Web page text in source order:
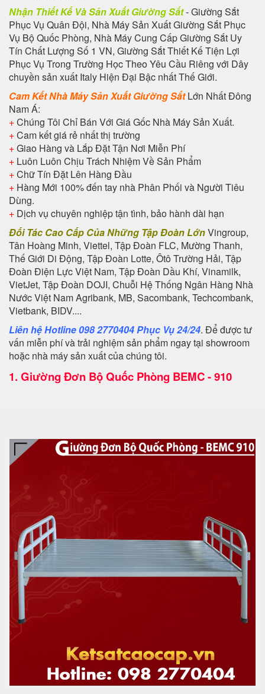
Nhận Thiết Kế Và Sản Xuất Giường Sắt- Giường Sắt
Phục Vụ Quân Đội, Nhà Máy Sản Xuất Giường Sắt Phục
Vụ Bộ Quốc Phòng, Nhà Máy Cung Cấp Giường Sắt Uy
Tín Chất Lượng Số 1 VN, Giường Sắt Thiết Kế Tiện Lợi
Phục Vụ Trong Trường Học Theo Yêu Cầu Riêng với Dây
chuyền sản xuất Italy Hiện Đại Bậc nhất Thế Giới.
Cam Kết Nhà Máy Sản Xuất Giường SắtLớn Nhất Đông
Nam Á:
+Chúng Tôi Chỉ Bán Với Giá Gốc Nhà Máy Sản Xuất.
+Cam kết giá rẻ nhất thị trường
+Giao Hàng và Lắp Đặt Tận Nơi Miễn Phí
+ Luôn Luôn Chịu Trách Nhiệm Về Sản Phẩm
+Chữ Tín Đặt Lên Hàng Đầu
+ Hàng Mới 100% đến tay nhà Phân Phối và Người Tiêu
Dùng.
+ Dịch vụ chuyên nghiệp tận tình, bảo hành dài hạn
Đối Tác Cao Cấp Của Những Tập Đoàn LớnVingroup,
Tân Hoàng Minh, Viettel, Tập Đoàn FLC, Mường Thanh,
Thế Giới Di Động, Tập Đoàn Lotte, Ôtô Trường Hải, Tập
Đoàn Điện Lực Việt Nam, Tập Đoàn Dầu Khí, Vinamilk,
VietJet, Tập Đoàn DOJI, Chuỗi Hệ Thống Ngân Hàng Nhà
Nước Việt Nam Agribank, MB, Sacombank, Techcombank,
Vietbank, BIDV....
Liên hệ Hotline 098 2770404 Phục Vụ 24/24. Để được tư
vấn miễn phí và trải nghiệm sản phẩm ngay tại showroom
hoặc nhà máy sản xuất của chúng tôi.
1. Giường Đơn Bộ Quốc Phòng BEMC - 910